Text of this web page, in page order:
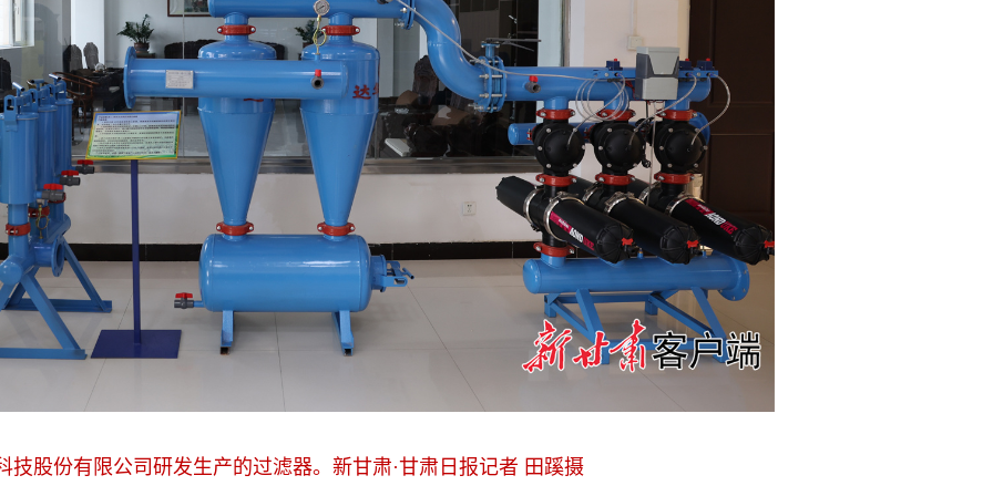
技股份有限公司研发生产的过滤器。新甘肃·甘肃日报记者 田蹊摄